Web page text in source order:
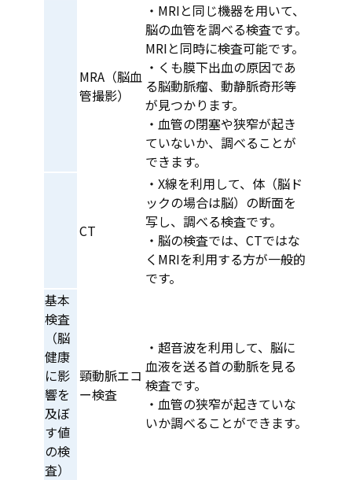
MRA（脳血
管撮影）
・​​MRIと同じ機器を用いて、
脳の血管を調べる検査です。
MRIと同時に検査可能です。
・くも膜下出血の原因であ
る脳動脈瘤、動静脈奇形等
が見つかります。
・血管の閉塞や狭窄が起き
ていないか、調べることが
できます。
CT
・X線を利用して、体（脳ド
ックの場合は脳）の断面を
写し、調べる検査です。
・脳の検査では、CTではな
くMRIを利用する方が一般的
です。
基本
検査
（脳
健康
に影
響を
及ぼ
す値
の検
査）
頸動脈エコ
ー検査
・超音波を利用して、脳に
血液を送る首の動脈を見る
検査です。
・血管の狭窄が起きていな
いか調べることができます。